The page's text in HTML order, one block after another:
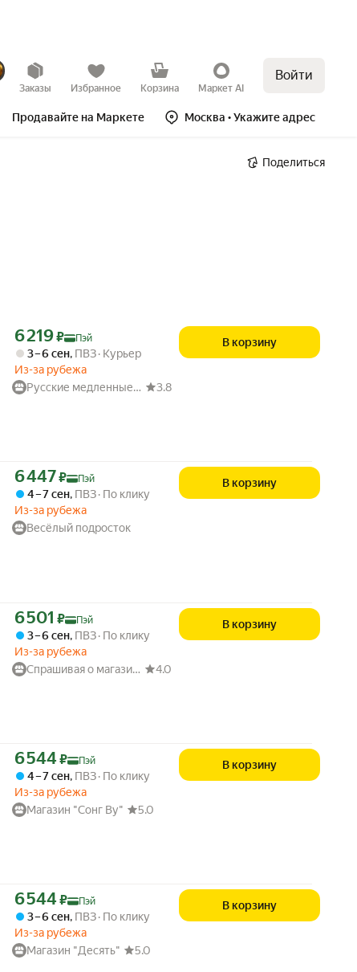
Заказы Избранное Корзина Маркет AI
Войти
Продавайте на Маркете Москва • Укажите адрес
Поделиться
Цена с картой Яндекс Пэй 6219 ₽ вместо
6 219₽ Пэй
3 – 6 сен, ПВЗ Курьер
Из-за рубежа
Русские медленные вещи
3.8
В корзину
Цена с картой Яндекс Пэй 6447 ₽ вместо
6 447₽ Пэй
4 – 7 сен, ПВЗ По клику
Из-за рубежа
Весёлый подросток
В корзину
Цена с картой Яндекс Пэй 6501 ₽ вместо
6 501 ₽ Пэй
3 – 6 сен, ПВЗ По клику
Из-за рубежа
Спрашивая о магазине
4.0
В корзину
Цена с картой Яндекс Пэй 6544 ₽ вместо
6 544 ₽ Пэй
4 – 7 сен, ПВЗ По клику
Из-за рубежа
Магазин "Сонг Ву"
5.0
В корзину
Цена с картой Яндекс Пэй 6544 ₽ вместо
6 544 ₽ Пэй
3 – 6 сен, ПВЗ По клику
Из-за рубежа
Магазин "Десять"
5.0
В корзину